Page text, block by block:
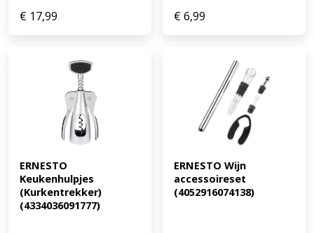
€ 17,99 €6,99
ERNESTO
Keukenhulpjes
(Kurkentrekker)
(4334036091777)
ERNESTO Wijn
accessoireset
(4052916074138)